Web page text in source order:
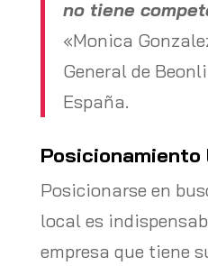
no tiene
«Monica
General de
España.
Posicionamiento
Posicionarse en
local es
empresa que tiene